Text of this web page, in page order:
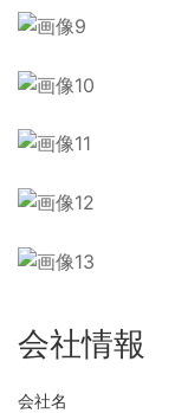
会社情報
会社名